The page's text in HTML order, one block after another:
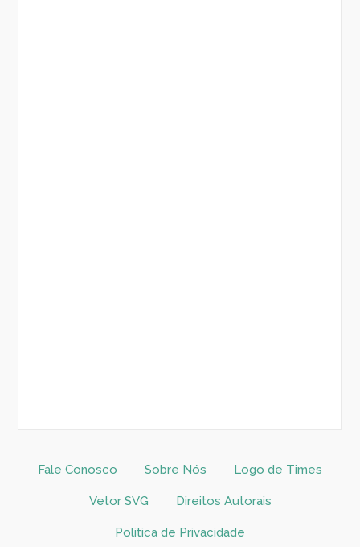
Fale Conosco Sobre Nós Logo de Times
Vetor SVG Direitos Autorais
Politica de Privacidade